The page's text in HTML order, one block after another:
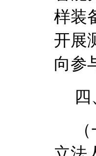
样装
开展
向参
四